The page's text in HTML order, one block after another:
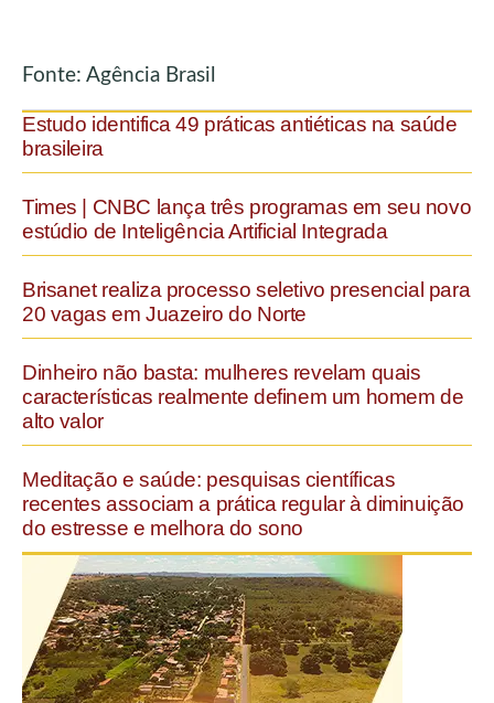
Fonte: Agência Brasil
Estudo identifica 49 práticas antiéticas na saúde
brasileira
Times | CNBC lança três programas em seu novo
estúdio de Inteligência Artificial Integrada
Brisanet realiza processo seletivo presencial para
20 vagas em Juazeiro do Norte
Dinheiro não basta: mulheres revelam quais
características realmente definem um homem de
alto valor
Meditação e saúde: pesquisas científicas
recentes associam a prática regular à diminuição
do estresse e melhora do sono